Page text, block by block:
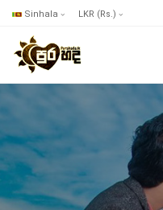
Sinhala LKR (Rs.)